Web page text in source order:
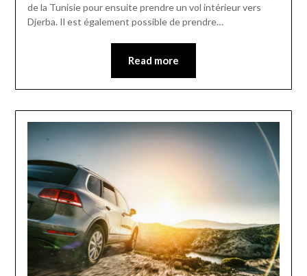
de la Tunisie pour ensuite prendre un vol intérieur vers
Djerba. Il est également possible de prendre…
Read more